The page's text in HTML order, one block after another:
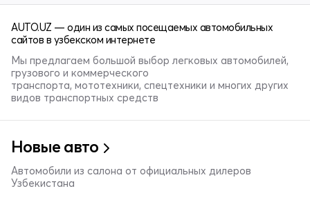
AUTO.UZ — один из самых посещаемых автомобильных
сайтов в узбекском интернете
Мы предлагаем большой выбор легковых автомобилей,
грузового и коммерческого
транспорта, мототехники, спецтехники и многих других
видов транспортных средств
Новые авто
Автомобили из салона от официальных дилеров
Узбекистана